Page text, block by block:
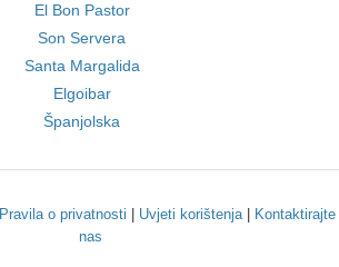
El Bon Pastor
Son Servera
Santa Margalida
Elgoibar
Španjolska
Pravila o privatnosti Uvjeti korištenja|
Kontaktirajte
nas